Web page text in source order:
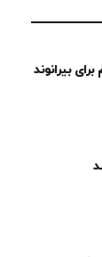
بیرانوند